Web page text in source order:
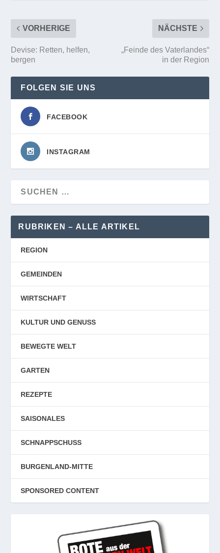
VORHERIGE
Devise: Retten, helfen,
bergen
NÄCHSTE
„Feinde des Vaterlandes“
in der Region
FOLGEN SIE UNS
FACEBOOK
INSTAGRAM
RUBRIKEN – ALLE ARTIKEL
REGION
GEMEINDEN
WIRTSCHAFT
KULTUR UND GENUSS
BEWEGTE WELT
GARTEN
REZEPTE
SAISONALES
SCHNAPPSCHUSS
BURGENLAND-MITTE
SPONSORED CONTENT